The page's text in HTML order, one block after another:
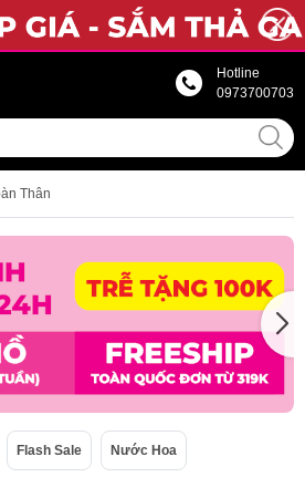
Hotline
0973700703
Thân
Flash Sale Nước Hoa